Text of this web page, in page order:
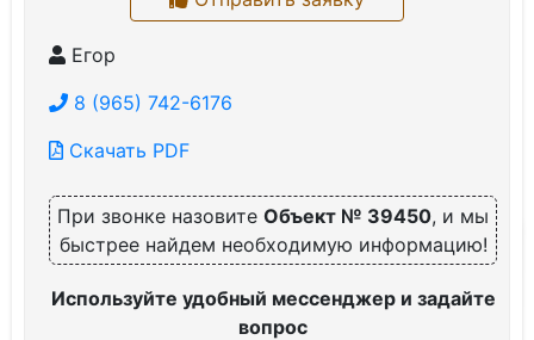
Егор
8 (965) 742-6176
Скачать PDF
При звонке назовите Объект № 39450, и мы
быстрее найдем необходимую информацию!
Используйте удобный мессенджер и задайте
вопрос